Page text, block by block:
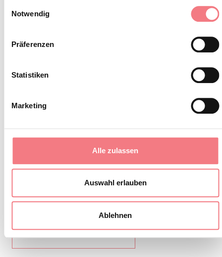
Notwendig
Präferenzen
Statistiken
Marketing
Alle zulassen
Auswahl erlauben
Ablehnen
ARPAV
INFORMATIONEN ANFORDERN
DATEI HERUNTERLADEN